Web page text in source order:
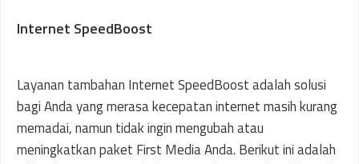
Internet SpeedBoost
Layanan tambahan Internet SpeedBoost adalah solusi
bagi Anda yang merasa kecepatan internet masih kurang
memadai, namun tidak ingin mengubah atau
meningkatkan paket First Media Anda. Berikut ini adalah